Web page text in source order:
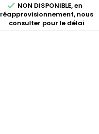
 NON DISPONIBLE, en
réapprovisionnement, nous
consulter pour le délai